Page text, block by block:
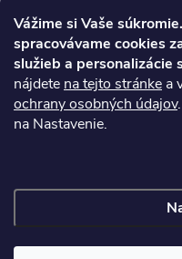
Vážime si Vaše súkromie.
spracovávame cookies
služieb a personalizácie
nájdete na tejto stránke a
ochrany osobných údajov
na Nastavenie.
platné
Copyright 2026